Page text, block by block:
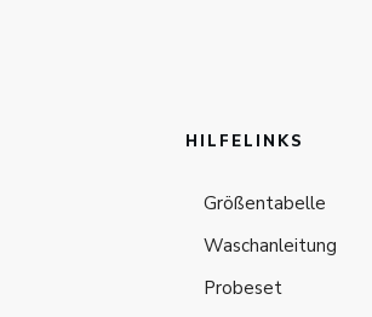
HILFELINKS
Größentabelle
Waschanleitung
Probeset